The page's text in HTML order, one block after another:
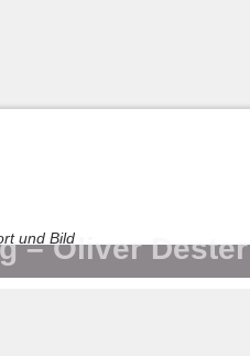
– Oliver Dester
und Bild